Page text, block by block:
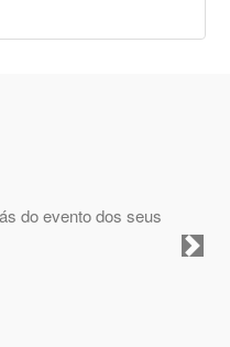
do evento dos seus
Next